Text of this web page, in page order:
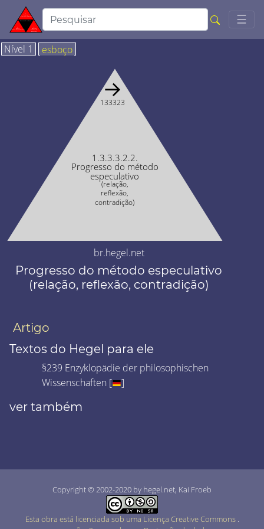
☰
Nível 1 esboço
1.3.3.3.2.2.
Progresso do método
especulativo
(relação,
reflexão,
contradição)
→
133323
br.hegel.net
Progresso do método especulativo
(relação, reflexão, contradição)
Artigo
Textos do Hegel para ele
§239 Enzyklopädie der philosophischen
Wissenschaften [
]
ver também
Copyright © 2002-2020 by hegel.net, Kai Froeb
Esta obra está licenciada sob uma Licença Creative Commons .